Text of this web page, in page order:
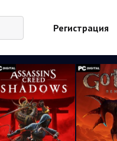
Регистрация